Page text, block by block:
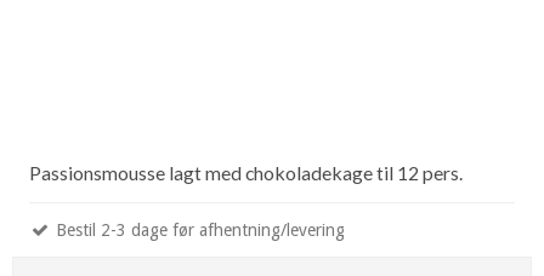
Passionsmousse lagt med chokoladekage til 12 pers.
Bestil 2-3 dage før afhentning/levering